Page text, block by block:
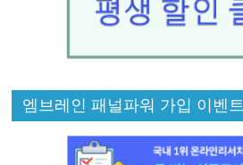
엠브레인 패널파워 가입 이벤트